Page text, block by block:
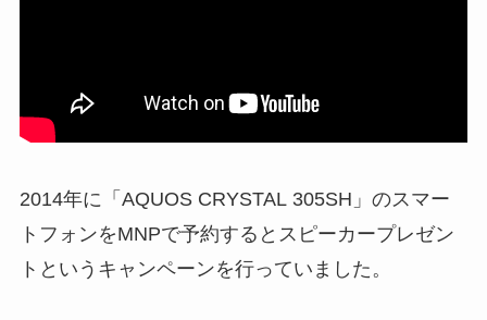
2014年に「AQUOS CRYSTAL 305SH」のスマー
トフォンをMNPで予約するとスピーカープレゼン
トというキャンペーンを行っていました。